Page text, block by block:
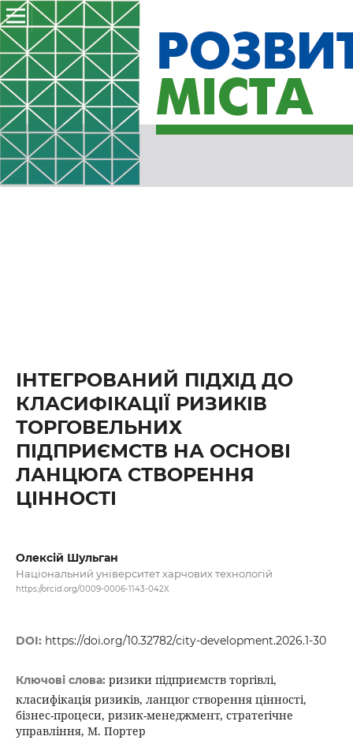
ІНТЕГРОВАНИЙ ПІДХІД ДО
КЛАСИФІКАЦІЇ РИЗИКІВ
ТОРГОВЕЛЬНИХ
ПІДПРИЄМСТВ НА ОСНОВІ
ЛАНЦЮГА СТВОРЕННЯ
ЦІННОСТІ
Олексій Шульган
Національний університет харчових технологій
https://orcid.org/0009-0006-1143-042X
DOI: https://doi.org/10.32782/city-development.2026.1-30
Ключові слова: ризики підприємств торгівлі,
класифікація ризиків, ланцюг створення цінності,
бізнес-процеси, ризик-менеджмент, стратегічне
управління, М. Портер